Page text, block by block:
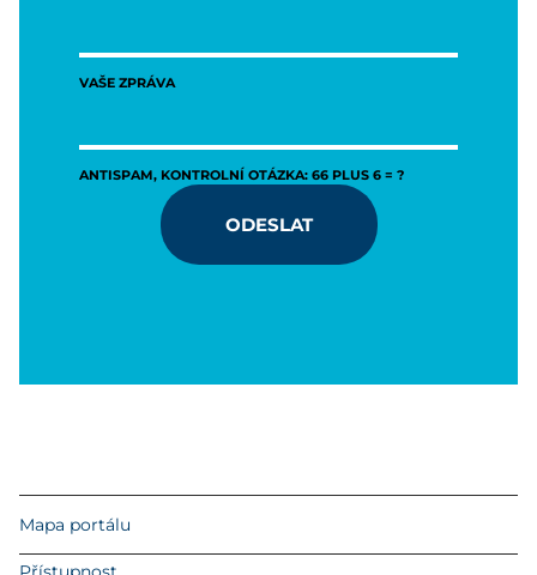
VAŠE ZPRÁVA
ANTISPAM, KONTROLNÍ OTÁZKA: 66 PLUS 6 = ?
ODESLAT
Mapa portálu